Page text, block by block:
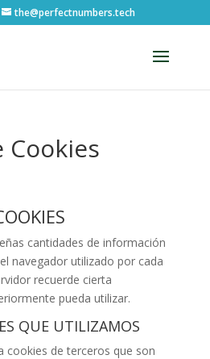
the@perfectnumbers.tech
Cookies
cantidades de información
navegador utilizado por cada
recuerde cierta
pueda utilizar.
QUE UTILIZAMOS
cookies de terceros que son